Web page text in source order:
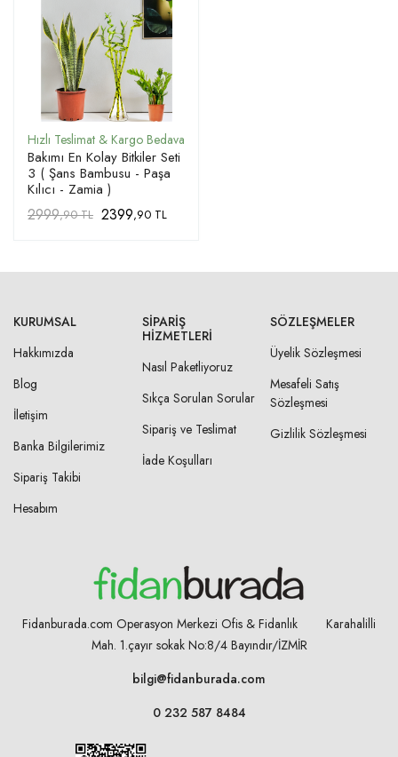
Bakımı En Kolay Bitkiler Seti
3 ( Şans Bambusu - Paşa
Kılıcı - Zamia )
2999,90 TL 2399,90 TL
KURUMSAL
Hakkımızda
Blog
İletişim
Banka Bilgilerimiz
Sipariş Takibi
Hesabım
SIPARIŞ
HIZMETLERI
Nasıl Paketliyoruz
Sıkça Sorulan Sorular
Sipariş ve Teslimat
İade Koşulları
SÖZLEŞMELER
Üyelik Sözleşmesi
Mesafeli Satış
Sözleşmesi
Gizlilik Sözleşmesi
Fidanburada.com Operasyon Merkezi Ofis & Fidanlık Karahalilli
Mah. 1.çayır sokak No:8/4 Bayındır/İZMİR
bilgi@fidanburada.com
0 232 587 8484